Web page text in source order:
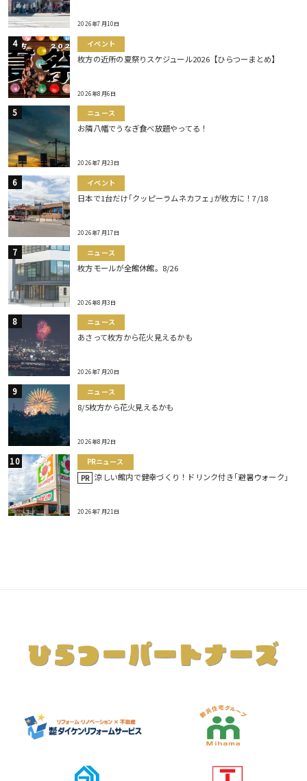
2026年7月10日
イベント
枚方の近所の夏祭りスケジュール2026【ひらつーまとめ】
2026年8月6日
ニュース
お隣八幡でうなぎ食べ放題やってる！
2026年7月23日
イベント
日本で1台だけ｢クッピーラムネカフェ｣が枚方に！7/18
2026年7月17日
ニュース
枚方モールが全館休館。8/26
2026年8月3日
ニュース
あさって枚方から花火見えるかも
2026年7月20日
ニュース
8/5枚方から花火見えるかも
2026年8月2日
PRニュース
PR 涼しい館内で健幸づくり！ドリンク付き｢避暑ウォーク｣
2026年7月21日